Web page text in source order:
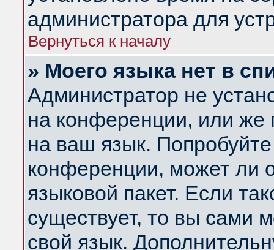
администратора для
Вернуться к началу
» Моего языка нет в
Администратор не
на конференции, или же
на ваш язык.
конференции, может ли
языковой пакет. Если
существует, то вы сами
свой язык.